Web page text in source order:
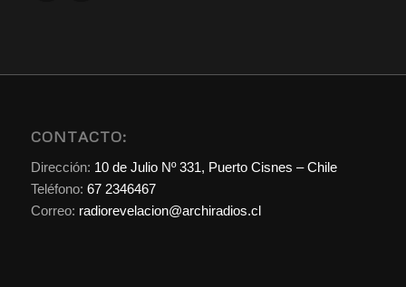
CONTACTO:
Dirección: 10 de Julio Nº 331, Puerto Cisnes – Chile
Teléfono: 67 2346467
Correo: radiorevelacion@archiradios.cl